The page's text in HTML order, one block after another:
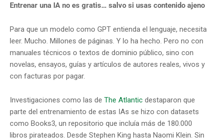
Entrenar una IA no es gratis… salvo si usas contenido ajeno
Para que un modelo como GPT entienda el lenguaje, necesita
leer. Mucho. Millones de páginas. Y lo ha hecho. Pero no con
manuales técnicos o textos de dominio público, sino con
novelas, ensayos, guías y artículos de autores reales, vivos y
con facturas por pagar.
Investigaciones como las de The Atlantic destaparon que
parte del entrenamiento de estas IAs se hizo con datasets
como Books3, un repositorio que incluía más de 180.000
libros pirateados. Desde Stephen King hasta Naomi Klein. Sin